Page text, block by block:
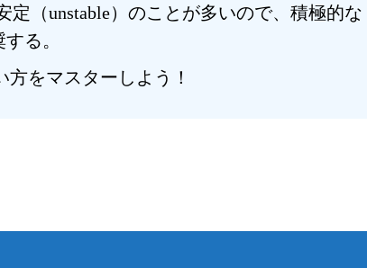
定（unstable）のことが多いので、積極的な
る。
をマスターしよう！